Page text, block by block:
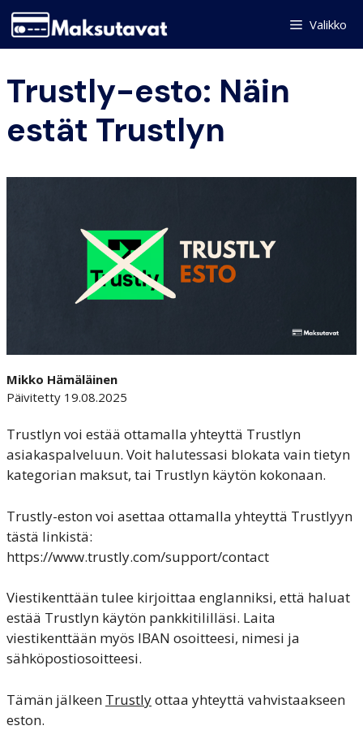
Skip
content
Valikko
Trustly-esto: Näin
estät Trustlyn
Mikko Hämäläinen
Päivitetty 19.08.2025
Trustlyn voi estää ottamalla yhteyttä Trustlyn
asiakaspalveluun. Voit halutessasi blokata vain tietyn
kategorian maksut, tai Trustlyn käytön kokonaan.
Trustly-eston voi asettaa ottamalla yhteyttä Trustlyyn
tästä linkistä:
https://www.trustly.com/support/contact
Viestikenttään tulee kirjoittaa englanniksi, että haluat
estää Trustlyn käytön pankkitililläsi. Laita
viestikenttään myös IBAN osoitteesi, nimesi ja
sähköpostiosoitteesi.
Tämän jälkeen Trustlyottaa yhteyttä vahvistaakseen
eston.